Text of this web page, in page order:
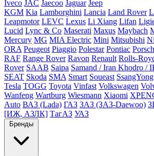
Iveco JAC Jaecoo Jaguar Jeep
KGM Kia Lamborghini Lancia Land Rover
Leapmotor LEVC Lexus Li Xiang Lifan
Lucid Lync & Co Maserati Maxus Maybach
Mercury MG MIA Electric Mini Mitsubishi
ORA Peugeot Piaggio Polestar Pontiac
RAF Range Rover Ravon Renault Rolls-
Rover SAAB Saipa Samand / Iran Khodro /
SEAT Skoda SMA Smart Soueast SsangYong
Tesla TOGG Toyota Vinfast Volkswagen
Wanfeng Wartburg Wiesmann Xiaomi
Auto ВАЗ (Lada) ГАЗ ЗАЗ (ЗАЗ-Daewoo)
[ИЖ, АЗЛК] ТагАЗ УАЗ
Бренды